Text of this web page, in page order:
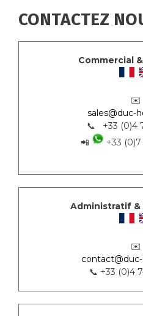
CONTACTEZ
Commercial
✉️
sales@duc-
📞 +33 (0)4
📲
+33 (0)7
Administratif
✉️
📞 +33 (0)4